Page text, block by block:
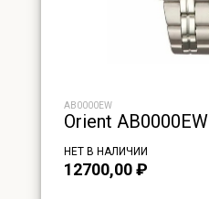
AB0000EW
Orient AB0000EW
НЕТ В НАЛИЧИИ
12700,00₽